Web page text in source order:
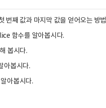
째 값과 마지막 값을 얻어오는 방
함수를 알아봅시다.
봅시다.
봅시다.
아봅시다.